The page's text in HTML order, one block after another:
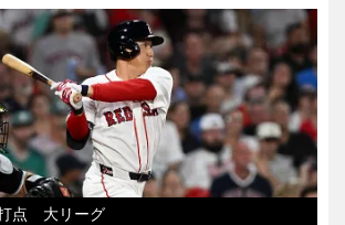
点 大リーグ